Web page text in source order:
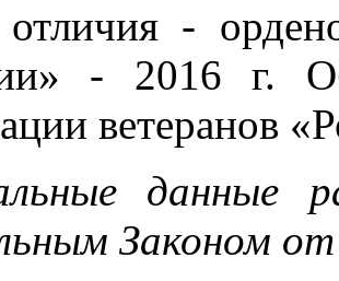
-
- 2016 г.
ветеранов
данные
Законом